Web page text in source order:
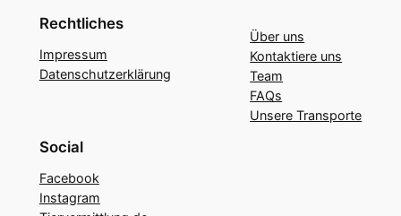
Rechtliches
Impressum
Datenschutzerklärung
Über uns
Kontaktiere uns
Team
FAQs
Unsere Transporte
Social
Facebook
Instagram